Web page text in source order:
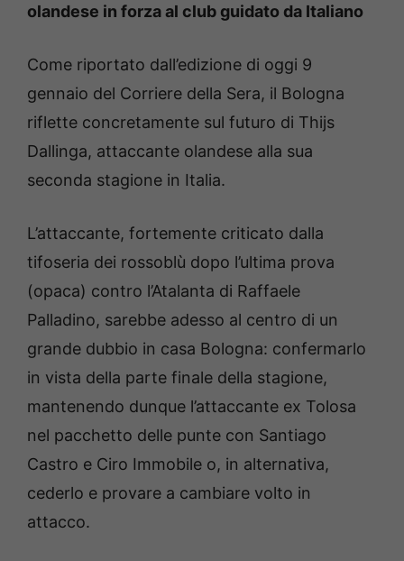
olandese in forza al club guidato da Italiano
Come riportato dall’edizione di oggi 9
gennaio del Corriere della Sera, il Bologna
riflette concretamente sul futuro di Thijs
Dallinga, attaccante olandese alla sua
seconda stagione in Italia.
L’attaccante, fortemente criticato dalla
tifoseria dei rossoblù dopo l’ultima prova
(opaca) contro l’Atalanta di Raffaele
Palladino, sarebbe adesso al centro di un
grande dubbio in casa Bologna: confermarlo
in vista della parte finale della stagione,
mantenendo dunque l’attaccante ex Tolosa
nel pacchetto delle punte con Santiago
Castro e Ciro Immobile o, in alternativa,
cederlo e provare a cambiare volto in
attacco.